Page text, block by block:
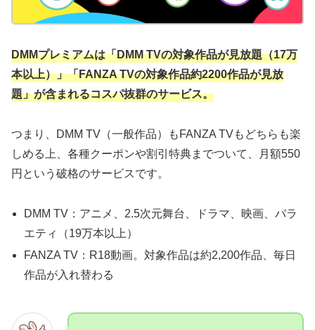
DMMプレミアムは「DMM TVの対象作品が見放題（17万
本以上）」「FANZA TVの対象作品約2200作品が見放
題」が含まれるコスパ抜群のサービス。
つまり、DMM TV（一般作品）もFANZA TVもどちらも楽
しめる上、各種クーポンや割引特典までついて、月額550
円という破格のサービスです。
DMM TV：アニメ、2.5次元舞台、ドラマ、映画、バラ
エティ（19万本以上）
FANZA TV：R18動画。対象作品は約2,200作品、毎日
作品が入れ替わる